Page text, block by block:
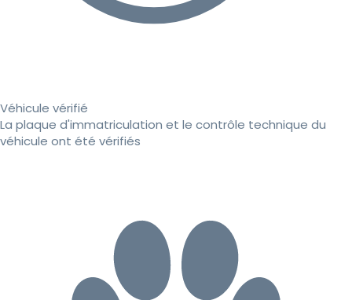
Véhicule vérifié
La plaque d'immatriculation et le contrôle technique du
véhicule ont été vérifiés